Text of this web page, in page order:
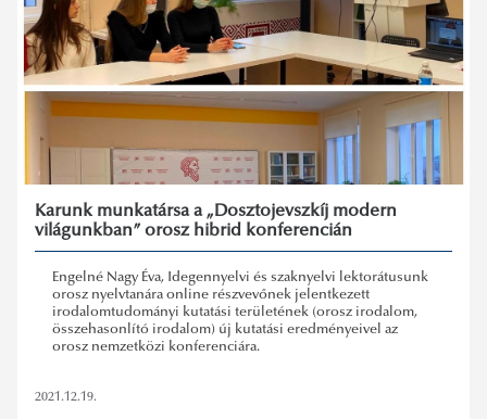
Karunk munkatársa a „Dosztojevszkíj modern
világunkban” orosz hibrid konferencián
Engelné Nagy Éva, Idegennyelvi és szaknyelvi lektorátusunk
orosz nyelvtanára online részvevőnek jelentkezett
irodalomtudományi kutatási területének (orosz irodalom,
összehasonlító irodalom) új kutatási eredményeivel az
orosz nemzetközi konferenciára.
2021.12.19.